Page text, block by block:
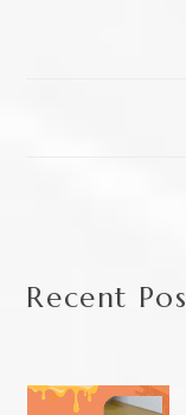
Recent